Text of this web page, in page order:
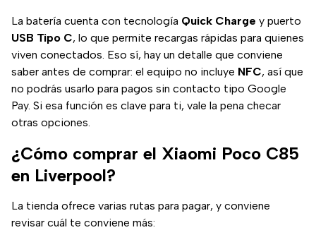
La batería cuenta con tecnología Quick Charge y puerto
USB Tipo C, lo que permite recargas rápidas para quienes
viven conectados. Eso sí, hay un detalle que conviene
saber antes de comprar: el equipo no incluye NFC, así que
no podrás usarlo para pagos sin contacto tipo Google
Pay. Si esa función es clave para ti, vale la pena checar
otras opciones.
¿Cómo comprar el Xiaomi Poco C85
en Liverpool?
La tienda ofrece varias rutas para pagar, y conviene
revisar cuál te conviene más: